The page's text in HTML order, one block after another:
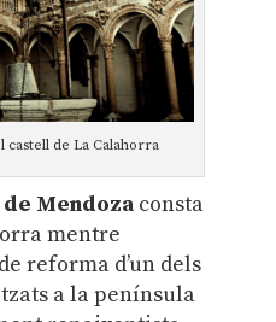
castell de La Calahorra
Mendozaconsta
mentre
reforma d’un dels
a la península